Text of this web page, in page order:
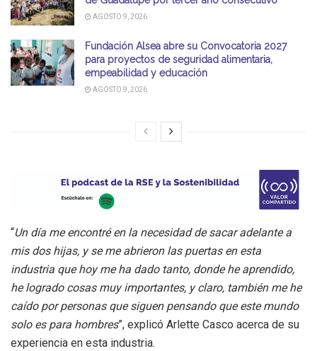
AGOSTO 9, 2026
Fundación Alsea abre su Convocatoria 2027
para proyectos de seguridad alimentaria,
empeabilidad y educación
AGOSTO 9, 2026
“Un día me encontré en la necesidad de sacar adelante a
mis dos hijas, y se me abrieron las puertas en esta
industria que hoy me ha dado tanto, donde he aprendido,
he logrado cosas muy importantes, y claro, también me he
caído por personas que siguen pensando que este mundo
solo es para hombres”, explicó Arlette Casco acerca de su
experiencia en esta industria.